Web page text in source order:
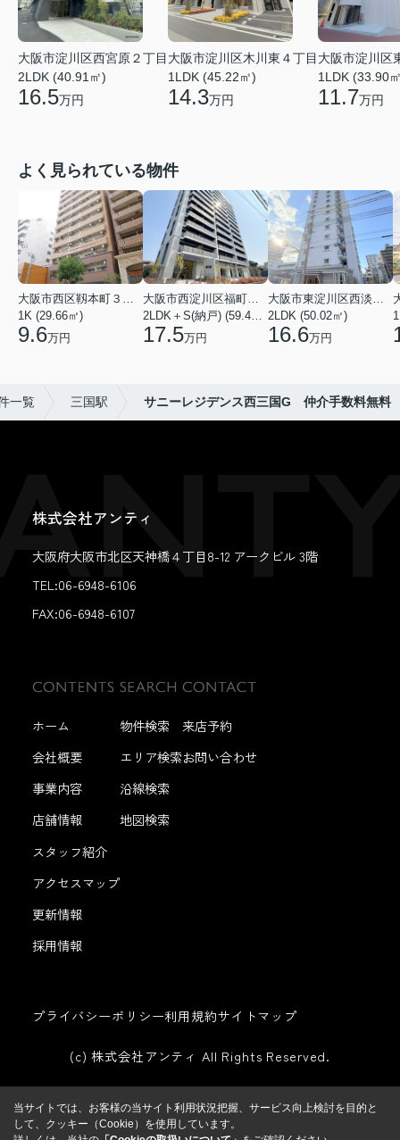
大阪市淀川区西宮原２丁目
2LDK (40.91㎡)
16.5万円
大阪市淀川区木川東４丁目
1LDK (45.22㎡)
14.3万円
大阪市淀川区
1LDK (33.90
11.7万円
よく見られている物件
大阪市西区靱本町３丁目
1K (29.66㎡)
9.6万円
大阪市西淀川区福町２丁目
2LDK＋S(納戸) (59.48㎡)
17.5万円
大阪市東淀川区西淡路１丁目
2LDK (50.02㎡)
16.6万円
一覧 三国駅 サニーレジデンス西三国G 仲介手数料無料
株式会社アンティ
大阪府大阪市北区天神橋４丁目8-12 アークビル 3階
TEL:06-6948-6106
FAX:06-6948-6107
ホーム
会社概要
事業内容
店舗情報
スタッフ紹介
アクセスマップ
更新情報
採用情報
物件検索
エリア検索
沿線検索
地図検索
来店予約
お問い合わせ
プライバシーポリシー利用規約サイトマップ
(c) 株式会社アンティ All Rights Reserved.
当サイトでは、お客様の当サイト利用状況把握、サービス向上検討を目的と
して、クッキー（Cookie）を使用しています。